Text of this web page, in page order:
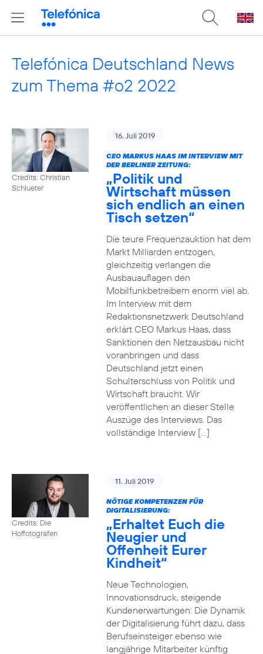
Telefónica Deutschland News
zum Thema #o2 2022
Credits: Christian
Schlueter
16. Juli 2019
CEO MARKUS HAAS IM INTERVIEW MIT
DER BERLINER ZEITUNG:
„Politik und
Wirtschaft müssen
sich endlich an einen
Tisch setzen“
Die teure Frequenzauktion hat dem
Markt Milliarden entzogen,
gleichzeitig verlangen die
Ausbauauflagen den
Mobilfunkbetreibern enorm viel ab.
Im Interview mit dem
Redaktionsnetzwerk Deutschland
erklärt CEO Markus Haas, dass
Sanktionen den Netzausbau nicht
voranbringen und dass
Deutschland jetzt einen
Schulterschluss von Politik und
Wirtschaft braucht. Wir
veröffentlichen an dieser Stelle
Auszüge des Interviews. Das
vollständige Interview […]
Credits: Die
Hoffotografen
11. Juli 2019
NÖTIGE KOMPETENZEN FÜR
DIGITALISIERUNG:
„Erhaltet Euch die
Neugier und
Offenheit Eurer
Kindheit“
Neue Technologien,
Innovationsdruck, steigende
Kundenerwartungen: Die Dynamik
der Digitalisierung führt dazu, dass
Berufseinsteiger ebenso wie
langjährige Mitarbeiter künftig